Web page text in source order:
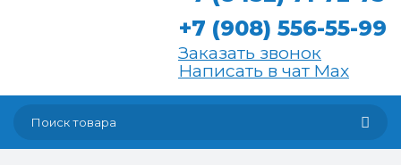
+7 (908) 556-55-99
Заказать звонок
Написать в чат Max